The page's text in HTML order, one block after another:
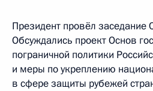
Президент провёл заседание
Обсуждались проект Основ
пограничной политики
и меры по укреплению
в сфере защиты рубежей